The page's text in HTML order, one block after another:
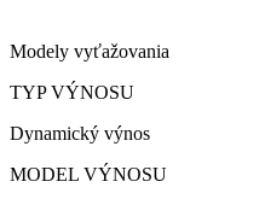
Modely vyťažovania
TYP VÝNOSU
Dynamický výnos
MODEL VÝNOSU